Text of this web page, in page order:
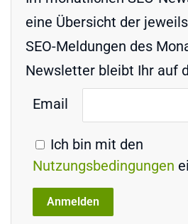
eine Übersicht der
SEO-Meldungen des
Newsletter bleibt Ihr auf
Email
Ich bin mit den
Nutzungsbedingungen